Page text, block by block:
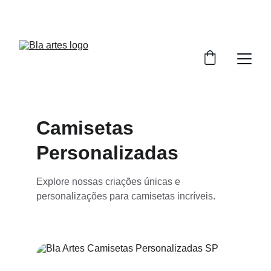
Camisetas
Personalizadas
Explore nossas criações únicas e
personalizações para camisetas incríveis.